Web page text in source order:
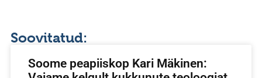
Soovitatud:
Soome peapiiskop Kari Mäkinen: